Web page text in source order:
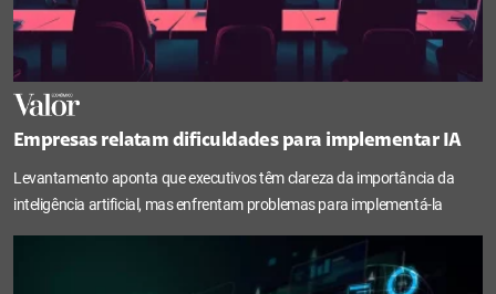
Empresas relatam dificuldades para implementar IA
Levantamento aponta que executivos têm clareza da importância da
inteligência artificial, mas enfrentam problemas para implementá-la